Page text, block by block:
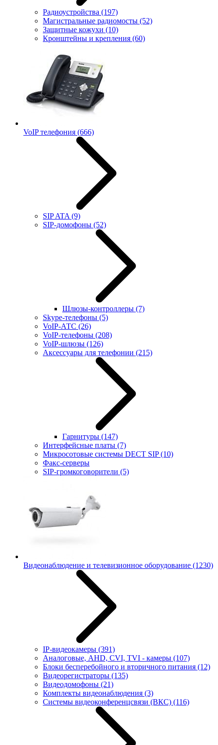
Радиоустройства (197)
Магистральные радиомосты (52)
Защитные кожухи (10)
Кронштейны и крепления (60)
VoIP телефония (666)
SIP ATA (9)
SIP-домофоны (52)
Шлюзы-контроллеры (7)
Skype-телефоны (5)
VoIP-АТС (26)
VoIP-телефоны (208)
VoIP-шлюзы (126)
Аксессуары для телефонии (215)
Гарнитуры (147)
Интерфейсные платы (7)
Микросотовые системы DECT SIP(10)
Факс-серверы
SIP-громкоговорители (5)
Видеонаблюдение и телевизионное оборудование (1230)
IP-видеокамеры (391)
Аналоговые, AHD, CVI, TVI - камеры (107)
Блоки бесперебойного и вторичного питания (12)
Видеорегистраторы (135)
Видеодомофоны (21)
Комплекты видеонаблюдения (3)
Системы видеоконференцсвязи (ВКС) (116)